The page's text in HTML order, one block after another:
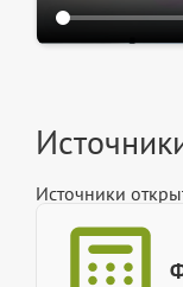
Источники